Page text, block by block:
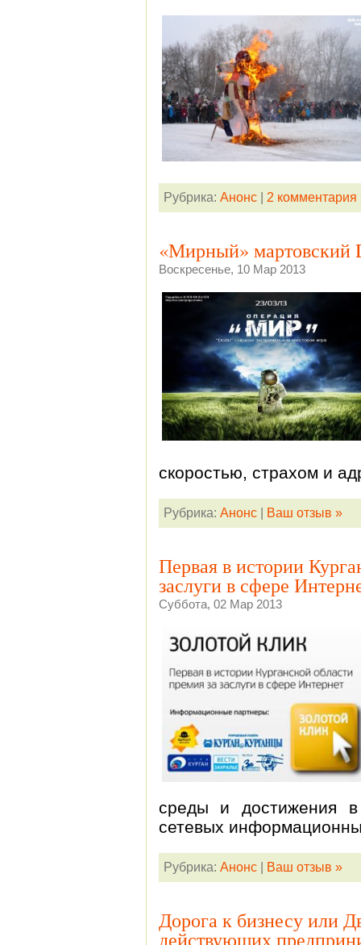
Рубрика: Анонс| 2 комментария
«Мирный» мартовский
Воскресенье, 10 Мар 2013
скоростью, страхом и
Рубрика: Анонс| Ваш отзыв »
Первая в истории
заслуги в сфере
Суббота, 02 Мар 2013
среды и достижения в
сетевых
Рубрика: Анонс| Ваш отзыв »
Дорога к бизнесу или
действующих